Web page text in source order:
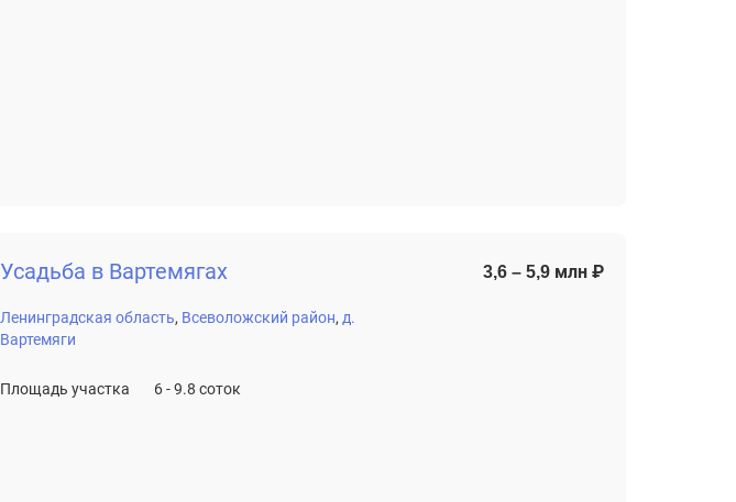
Усадьба в Вартемягах
Ленинградская область Всеволожский район д.
Вартемяги
Площадь участка 6 - 9.8 соток
3,6 – 5,9 млн ₽